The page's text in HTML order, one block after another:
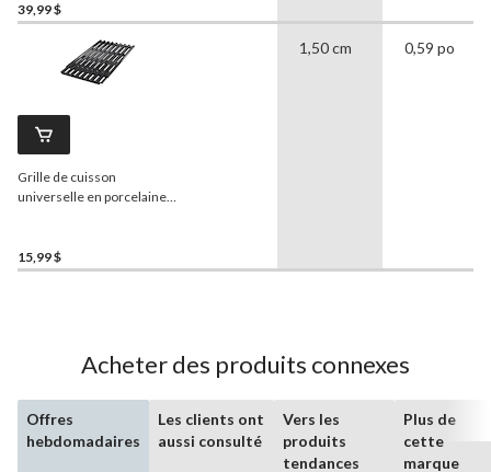
39,99 $
Grille de cuisson
universelle en porcelaine,
15,99 $
1,50 cm 0,59 po
Acheter des produits connexes
Offres
hebdomadaires
Les clients ont
aussi consulté
Vers les
produits
tendances
Plus de
cette
marque